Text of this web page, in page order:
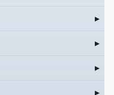
▸
▸
▸
▸